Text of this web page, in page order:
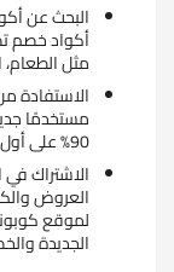
البحث عن
مثل الطعام،
الاستفادة
مستخدمًا
90% على أول طلب لك باستخدام أكواد خصم مخصصة.
الاشتراك في
العروض
لموقع
الجديدة